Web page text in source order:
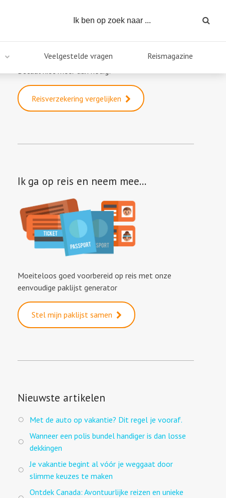
Veelgestelde vragen Reismagazine
Direct een goedkope reisverzekering?
Reisverzekering vergelijken
Ik ga op reis en neem mee…
Moeiteloos goed voorbereid op reis met onze
eenvoudige paklijst generator
Stel mijn paklijst samen
Nieuwste artikelen
Met de auto op vakantie? Dit regel je vooraf.
Wanneer een polis bundel handiger is dan losse
dekkingen
Je vakantie begint al vóór je weggaat door
slimme keuzes te maken
Ontdek Canada: Avontuurlijke reizen en unieke